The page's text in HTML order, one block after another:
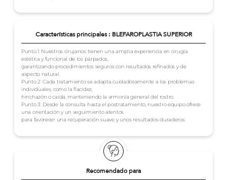
Recomendado para
Características principales : BLEFAROPLASTIA SUPERIOR
Punto 1: Nuestros cirujanos tienen una amplia experiencia en cirugía
estética y funcional de los párpados,
garantizando procedimientos seguros con resultados refinados y de
aspecto natural.
Punto 2: Cada tratamiento se adapta cuidadosamente a los problemas
individuales, como la flacidez,
hinchazón o caída, manteniendo la armonía general del rostro.
Punto 3: Desde la consulta hasta el postratamiento, nuestro equipo ofrece
una orientación y un seguimiento atentos
para favorecer una recuperación suave y unos resultados duraderos